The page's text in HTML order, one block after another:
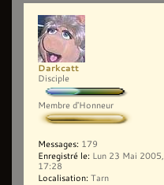
Darkcatt
Disciple
Membre d'Honneur
Messages: 179
Enregistré le: Lun 23 Mai 2005,
17:28
Localisation: Tarn